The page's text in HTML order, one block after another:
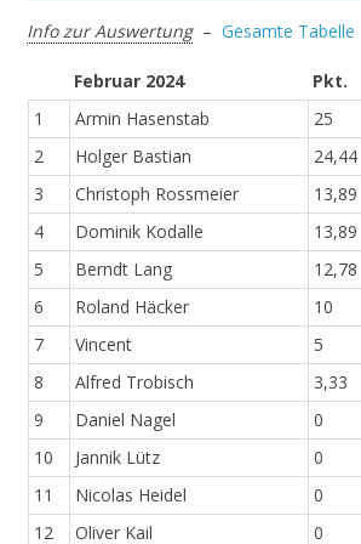
Info zur Auswertung–Gesamte Tabelle
Februar 2024 Pkt.
1
Armin Hasenstab 25
2
Holger Bastian 24,44
3
Christoph Rossmeier 13,89
4
Dominik Kodalle 13,89
5
Berndt Lang 12,78
6
Roland Häcker 10
7
Vincent 5
8
Alfred Trobisch 3,33
9
Daniel Nagel 0
10
Jannik Lütz 0
11
Nicolas Heidel 0
12
Oliver Kail 0